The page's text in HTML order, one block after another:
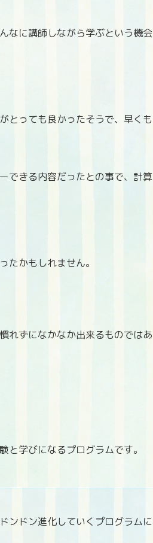
に講師しながら学ぶという機会
とっても良かったそうで、早く
できる内容だったとの事で、計
たかもしれません。
れずになかなか出来るものでは
と学びになるプログラムです。
ンドン進化していくプログラム